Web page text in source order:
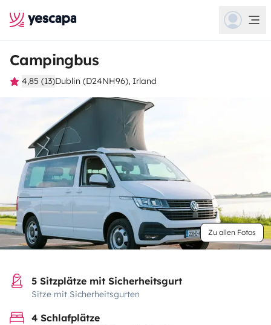
Campingbus
4,85 (13)Dublin (D24NH96), Irland
Zu allen Fotos
5 Sitzplätze mit Sicherheitsgurt
Sitze mit Sicherheitsgurten
4 Schlafplätze